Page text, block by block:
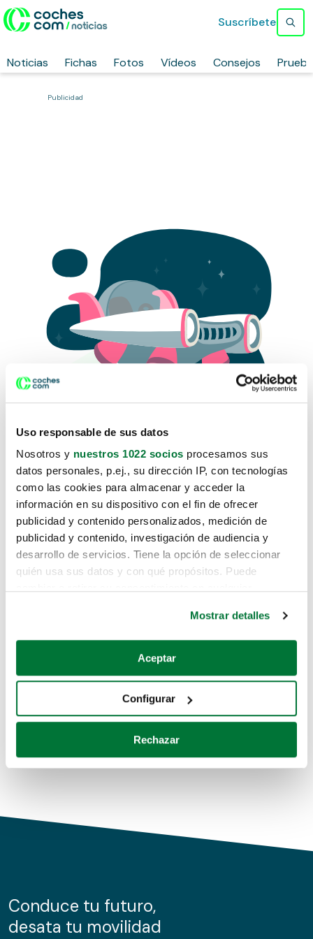
Uso responsable de sus datos
Nosotros y nuestros 1022 socios procesamos sus
datos personales, p.ej., su dirección IP, con tecnologías
como las cookies para almacenar y acceder la
información en su dispositivo con el fin de ofrecer
publicidad y contenido personalizados, medición de
publicidad y contenido, investigación de audiencia y
desarrollo de servicios. Tiene la opción de seleccionar
quién usa sus datos y con qué propósitos. Puede
Si lo permite, también quisiéramos:
Recopilar información sobre su ubicación geográfica
Identificar su dispositivo analizándolo activamente
para buscar características específicas (huellas
Obtenga más información sobre cómo se procesan sus
de cookies.
información sobre el uso que haga del sitio web con
nuestros partners de redes sociales, publicidad y análisis
Mostrar detalles
Aceptar
Configurar
Rechazar
Noticias Fichas Fotos Vídeos Consejos
Suscríbete
Publicidad
Lo sentimos, no sabemos como
te hemos traido hasta aquí.
Pero puedes encontrar el coche que estás
buscando en alguno de estos enlaces:
Coches de segunda mano
Coches de km0
Conduce tu futuro,
desata tu movilidad